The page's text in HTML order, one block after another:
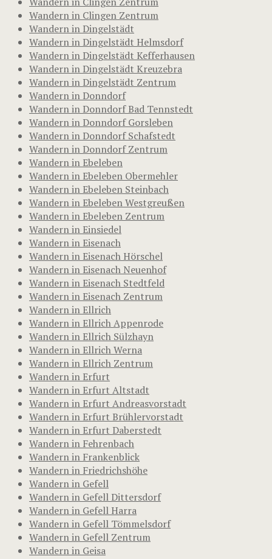
Wandern in Clingen Zentrum
Wandern in Dingelstädt
Wandern in Dingelstädt Helmsdorf
Wandern in Dingelstädt Kefferhausen
Wandern in Dingelstädt Kreuzebra
Wandern in Dingelstädt Zentrum
Wandern in Donndorf
Wandern in Donndorf Bad Tennstedt
Wandern in Donndorf Gorsleben
Wandern in Donndorf Schafstedt
Wandern in Donndorf Zentrum
Wandern in Ebeleben
Wandern in Ebeleben Obermehler
Wandern in Ebeleben Steinbach
Wandern in Ebeleben Westgreußen
Wandern in Ebeleben Zentrum
Wandern in Einsiedel
Wandern in Eisenach
Wandern in Eisenach Hörschel
Wandern in Eisenach Neuenhof
Wandern in Eisenach Stedtfeld
Wandern in Eisenach Zentrum
Wandern in Ellrich
Wandern in Ellrich Appenrode
Wandern in Ellrich Sülzhayn
Wandern in Ellrich Werna
Wandern in Ellrich Zentrum
Wandern in Erfurt
Wandern in Erfurt Altstadt
Wandern in Erfurt Andreasvorstadt
Wandern in Erfurt Brühlervorstadt
Wandern in Erfurt Daberstedt
Wandern in Fehrenbach
Wandern in Frankenblick
Wandern in Friedrichshöhe
Wandern in Gefell
Wandern in Gefell Dittersdorf
Wandern in Gefell Harra
Wandern in Gefell Tömmelsdorf
Wandern in Gefell Zentrum
Wandern in Geisa